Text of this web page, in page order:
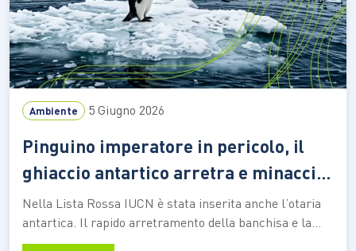
Ambiente 5 Giugno 2026
Pinguino imperatore in pericolo, il
ghiaccio antartico arretra e minaccia
la specie
Nella Lista Rossa IUCN è stata inserita anche l’otaria
antartica. Il rapido arretramento della banchisa e la
diminuzione del krill, il piccolo crostaceo alla base della